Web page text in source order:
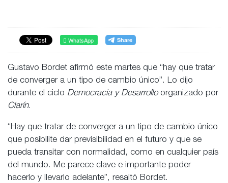
WhatsApp
Gustavo Bordet afirmó este martes que “hay que tratar
de converger a un tipo de cambio único”. Lo dijo
durante el ciclo Democracia y Desarrolloorganizado por
Clarín.
“Hay que tratar de converger a un tipo de cambio único
que posibilite dar previsibilidad en el futuro y que se
pueda transitar con normalidad, como en cualquier país
del mundo. Me parece clave e importante poder
hacerlo y llevarlo adelante”, resaltó Bordet.